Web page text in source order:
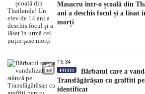
Masacru într-o școală din
ani a deschis focul și a lăsat
morți
15:34
FOTO
Bărbatul care a
Transfăgărășan cu graffiti
identificat